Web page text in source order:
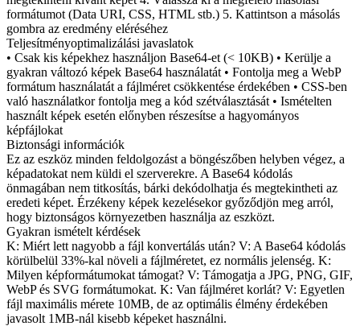
formátumot (Data URI, CSS, HTML stb.) 5. Kattintson a másolás
gombra az eredmény eléréséhez
Teljesítményoptimalizálási javaslatok
• Csak kis képekhez használjon Base64-et (< 10KB) • Kerülje a
gyakran változó képek Base64 használatát • Fontolja meg a WebP
formátum használatát a fájlméret csökkentése érdekében • CSS-ben
való használatkor fontolja meg a kód szétválasztását • Ismételten
használt képek esetén előnyben részesítse a hagyományos
képfájlokat
Biztonsági információk
Ez az eszköz minden feldolgozást a böngészőben helyben végez, a
képadatokat nem küldi el szerverekre. A Base64 kódolás
önmagában nem titkosítás, bárki dekódolhatja és megtekintheti az
eredeti képet. Érzékeny képek kezelésekor győződjön meg arról,
hogy biztonságos környezetben használja az eszközt.
Gyakran ismételt kérdések
K: Miért lett nagyobb a fájl konvertálás után? V: A Base64 kódolás
körülbelül 33%-kal növeli a fájlméretet, ez normális jelenség. K:
Milyen képformátumokat támogat? V: Támogatja a JPG, PNG, GIF,
WebP és SVG formátumokat. K: Van fájlméret korlát? V: Egyetlen
fájl maximális mérete 10MB, de az optimális élmény érdekében
javasolt 1MB-nál kisebb képeket használni.